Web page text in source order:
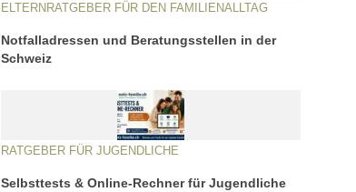
ELTERNRATGEBER FÜR DEN FAMILIENALLTAG
Notfalladressen und Beratungsstellen in der
Schweiz
RATGEBER FÜR JUGENDLICHE
Selbsttests & Online-Rechner für Jugendliche